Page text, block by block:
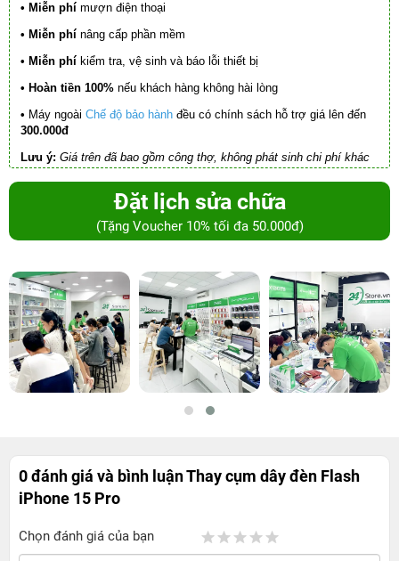
• Miễn phí mượn điện thoại
• Miễn phí nâng cấp phần mềm
• Miễn phí kiểm tra, vệ sinh và báo lỗi thiết bị
• Hoàn tiền 100% nếu khách hàng không hài lòng
• Máy ngoài Chế độ bảo hành đều có chính sách hỗ trợ giá lên đến
300.000đ
Lưu ý: Giá trên đã bao gồm công thợ, không phát sinh chi phí khác
Đặt lịch sửa chữa
(Tặng Voucher 10% tối đa 50.000đ)
0 đánh giá và bình luậnThay cụm dây đèn Flash
iPhone 15 Pro
Chọn đánh giá của bạn